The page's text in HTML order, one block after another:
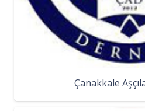
Çanakkale